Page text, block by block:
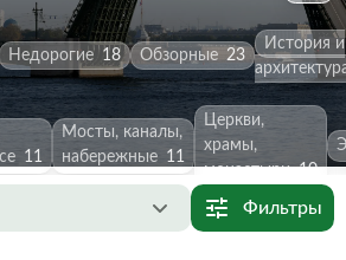
Недорогие 18 Обзорные 23
История и
11
Мосты, каналы,
набережные
11
Церкви,
храмы,
монастыри 10
Фильтры